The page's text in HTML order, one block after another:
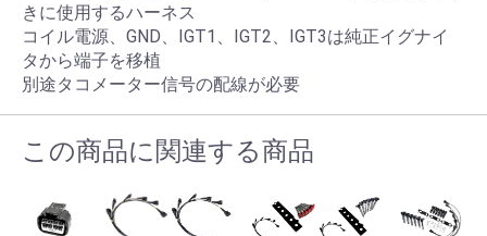
きに使用するハーネス
コイル電源、GND、IGT1、IGT2、IGT3は純正イグナイ
タから端子を移植
別途タコメーター信号の配線が必要
この商品に関連する商品